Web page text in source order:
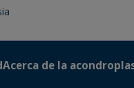
Acerca de la